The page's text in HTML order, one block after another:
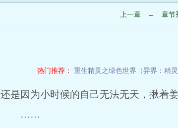
上一章 ← 章节
热门推荐： 重生精灵之绿色世界（异界：精灵
还是因为小时候的自己无法无天，揪
……